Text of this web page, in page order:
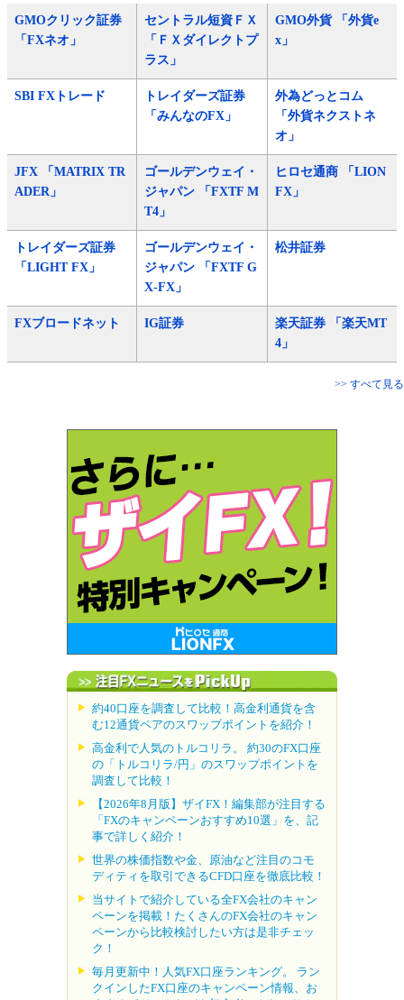
GMOクリック証券
「FXネオ」
セントラル短資ＦＸ
「ＦＸダイレクトプ
ラス」
GMO外貨 「外貨e
x」
SBI FXトレード
トレイダーズ証券
「みんなのFX」
外為どっとコム
「外貨ネクストネ
オ」
JFX 「MATRIX TR
ADER」
ゴールデンウェイ・
ジャパン 「FXTF M
T4」
ヒロセ通商 「LION
FX」
トレイダーズ証券
「LIGHT FX」
ゴールデンウェイ・
ジャパン 「FXTF G
X-FX」
松井証券
FXブロードネット IG証券
楽天証券 「楽天MT
4」
>> すべて見る
約40口座を調査して比較！高金利通貨を含
む12通貨ペアのスワップポイントを紹介！
高金利で人気のトルコリラ。 約30のFX口座
の「トルコリラ/円」のスワップポイントを
調査して比較！
【2026年8月版】ザイFX！編集部が注目する
「FXのキャンペーンおすすめ10選」を、記
事で詳しく紹介！
世界の株価指数や金、原油など注目のコモ
ディティを取引できるCFD口座を徹底比較！
当サイトで紹介している全FX会社のキャン
ペーンを掲載！たくさんのFX会社のキャン
ペーンから比較検討したい方は是非チェッ
ク！
毎月更新中！人気FX口座ランキング。 ラン
クインしたFX口座のキャンペーン情報、お